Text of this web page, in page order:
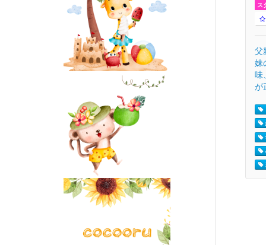
ス
父
妹
味
が